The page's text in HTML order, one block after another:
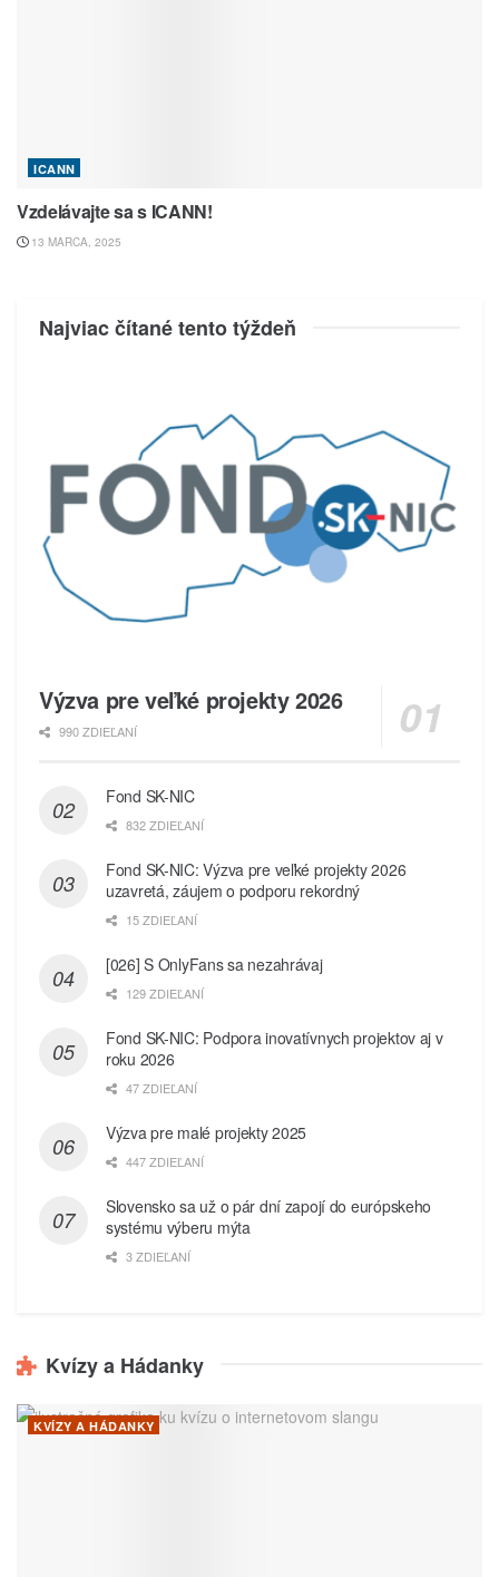
ICANN
Vzdelávajte sa s ICANN!
13 MARCA, 2025
Najviac čítané tento týždeň
Výzva pre veľké projekty 2026
990 ZDIEĽANÍ
Fond SK-NIC
832 ZDIEĽANÍ
Fond SK-NIC: Výzva pre veľké projekty 2026
uzavretá, záujem o podporu rekordný
15 ZDIEĽANÍ
[026] S OnlyFans sa nezahrávaj
129 ZDIEĽANÍ
Fond SK-NIC: Podpora inovatívnych projektov aj v
roku 2026
47 ZDIEĽANÍ
Výzva pre malé projekty 2025
447 ZDIEĽANÍ
Slovensko sa už o pár dní zapojí do európskeho
systému výberu mýta
3 ZDIEĽANÍ
Kvízy a Hádanky
KVÍZY A HÁDANKY